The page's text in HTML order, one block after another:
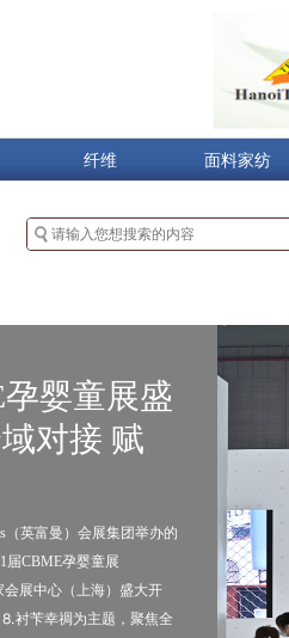
纤维 面料家纺
婴童展盛
对接 赋
（英富曼）会展集团举办的
CBME孕婴童展
会展中心（上海）盛大开
衬苄幸禂为主题，聚焦全